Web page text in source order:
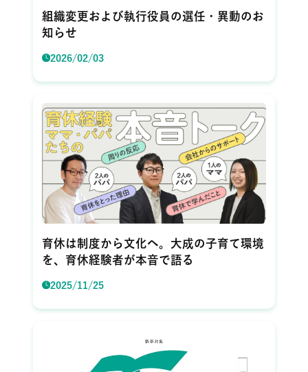
組織変更および執行役員の選任・異動のお
知らせ
2026/02/03
育休は制度から文化へ。大成の子育て環境
を、育休経験者が本音で語る
2025/11/25